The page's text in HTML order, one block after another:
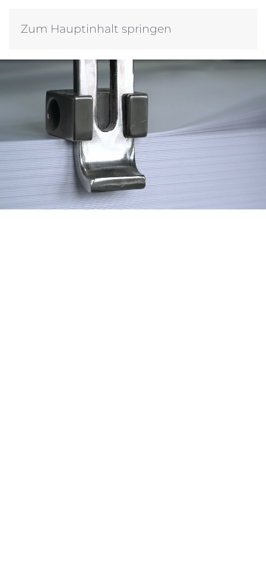
Zum Hauptinhalt springen